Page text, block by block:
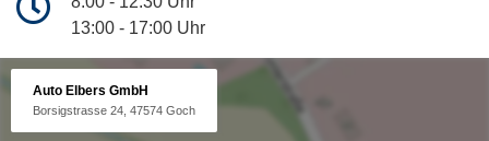
13:00 - 17:00 Uhr
Auto Elbers GmbH
Borsigstrasse 24, 47574 Goch